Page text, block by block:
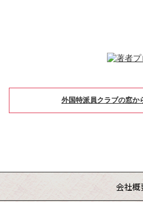
外国特派員クラブの窓か
会社概